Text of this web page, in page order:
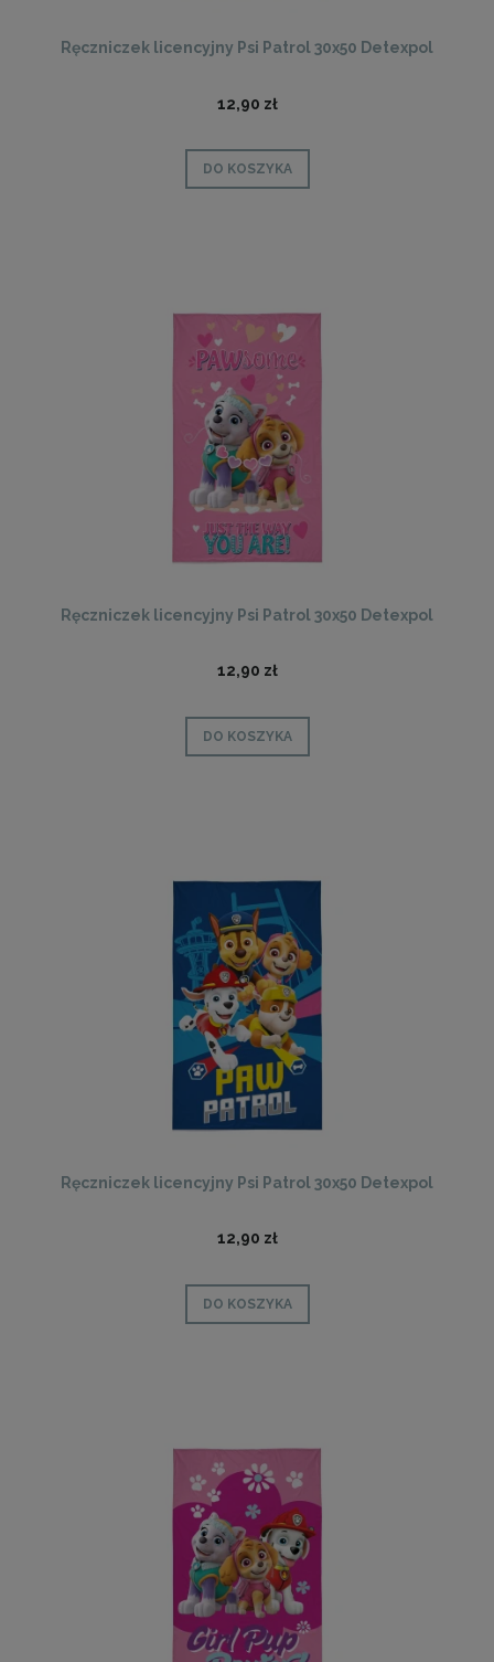
Ręczniczek licencyjny Psi Patrol 30x50 Detexpol
12,90 zł
DO KOSZYKA
Ręczniczek licencyjny Psi Patrol 30x50 Detexpol
12,90 zł
DO KOSZYKA
Ręczniczek licencyjny Psi Patrol 30x50 Detexpol
12,90 zł
DO KOSZYKA